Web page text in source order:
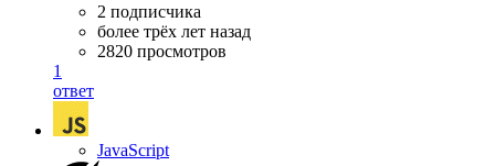
2 подписчика
более трёх лет назад
2820 просмотров
1
ответ
JavaScript